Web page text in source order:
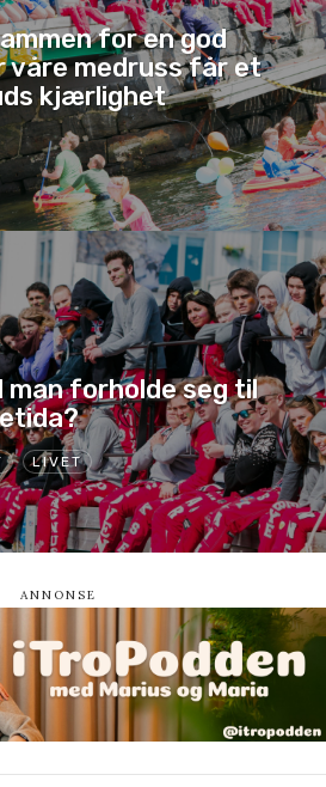
for en god
våre medruss får et
kjærlighet
LIVET
man forholde seg til